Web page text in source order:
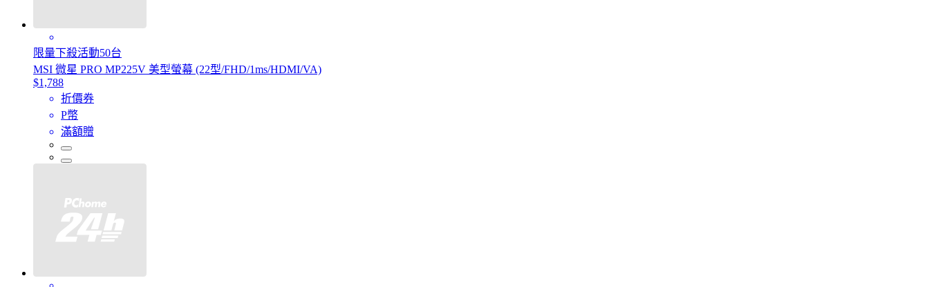
限量下殺活動50台
MSI 微星 PRO MP225V 美型螢幕 (22型/FHD/1ms/HDMI/VA)
$1,788
折價券
P幣
滿額贈